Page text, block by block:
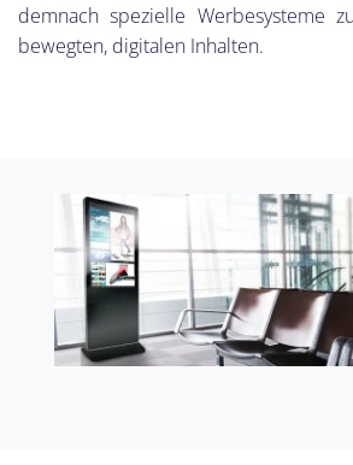
demnach spezielle Werbesysteme
bewegten, digitalen Inhalten.